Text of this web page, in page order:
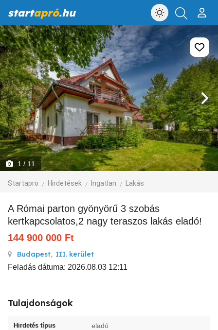
startapró.hu
1 / 11
Startapro Hirdetések Ingatlan Lakás
A Római parton gyönyörű 3 szobás
kertkapcsolatos,2 nagy teraszos lakás eladó!
144 900 000 Ft
Budapest, III. kerület
Feladás dátuma: 2026.08.03 12:11
Tulajdonságok
Hirdetés típus eladó